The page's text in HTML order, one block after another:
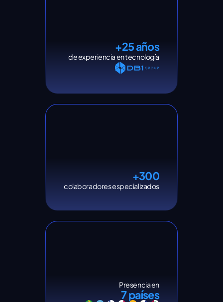
+25 años
de experiencia en tecnología
+300
colaboradores especializados
Presencia en
7 países